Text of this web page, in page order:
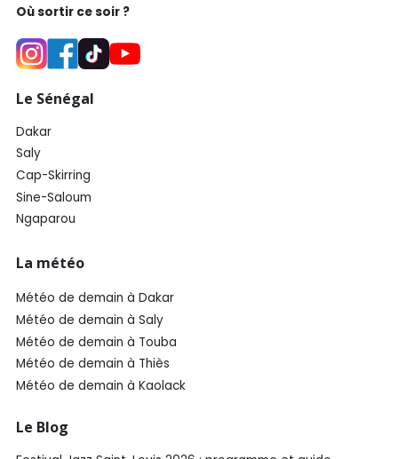
Où sortir ce soir ?
Le Sénégal
Dakar
Saly
Cap-Skirring
Sine-Saloum
Ngaparou
La météo
Météo de demain à Dakar
Météo de demain à Saly
Météo de demain à Touba
Météo de demain à Thiès
Météo de demain à Kaolack
Le Blog